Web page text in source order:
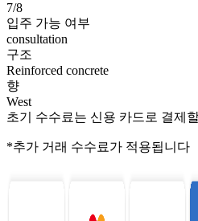
7/8
입주 가능 여부
consultation
구조
Reinforced concrete
향
West
초기 수수료는 신용 카드로 결제
*추가 거래 수수료가 적용됩니다